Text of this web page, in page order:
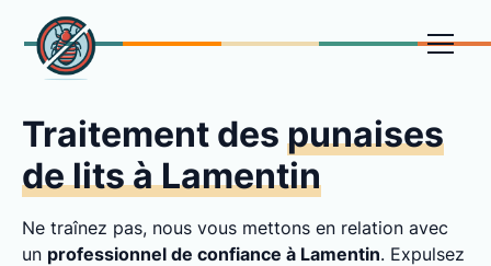
Traitement des punaises
de lits à Lamentin
Ne traînez pas, nous vous mettons en relation avec
un professionnel de confiance à Lamentin. Expulsez